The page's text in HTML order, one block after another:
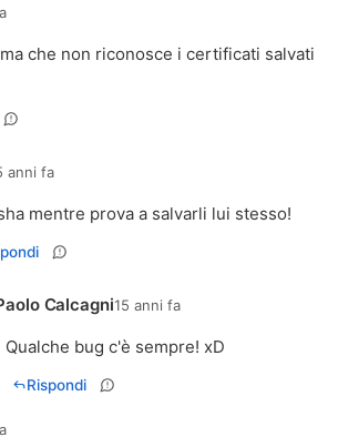
che non riconosce i certificati salvati
anni fa
mentre prova a salvarli lui stesso!
Calcagni15 anni fa
Qualche bug c'è sempre! xD
Rispondi